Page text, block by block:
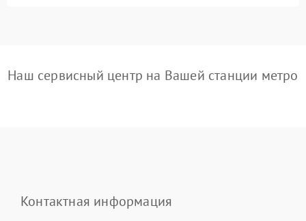
Наш сервисный центр на Вашей станции метро
Контактная информация